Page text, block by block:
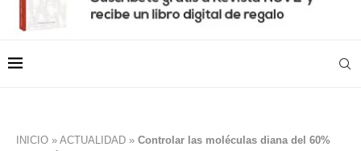
INICIO » ACTUALIDAD » Controlar las moléculas diana del 60%